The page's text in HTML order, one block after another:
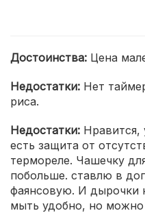
Достоинства: Цена
Недостатки: Нет
риса.
Недостатки: Нравится,
есть защита от
термореле. Чашечку
побольше. ставлю в
фаянсовую. И дырочки
мыть удобно, но